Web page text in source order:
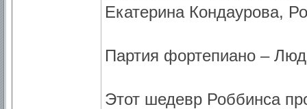
Екатерина Кондаурова,
Партия фортепиано –
Этот шедевр Роббинса